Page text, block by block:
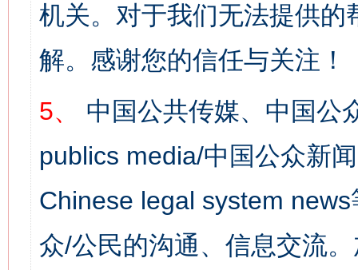
机关。对于我们无法提供
解。感谢您的信任与关注！
5、
中国公共传媒、中国公
publics media/中国公众新
Chinese legal system
众/公民的沟通、信息交流